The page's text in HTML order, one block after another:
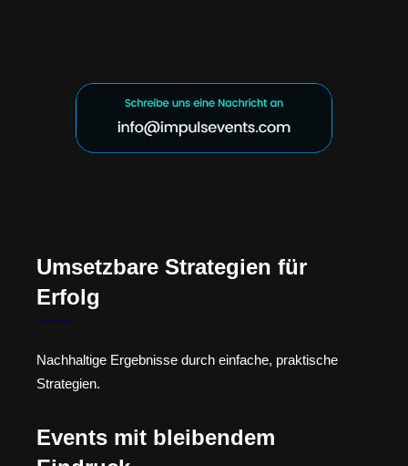
Umsetzbare Strategien für
Erfolg
Nachhaltige Ergebnisse durch einfache, praktische
Strategien.
Events mit bleibendem